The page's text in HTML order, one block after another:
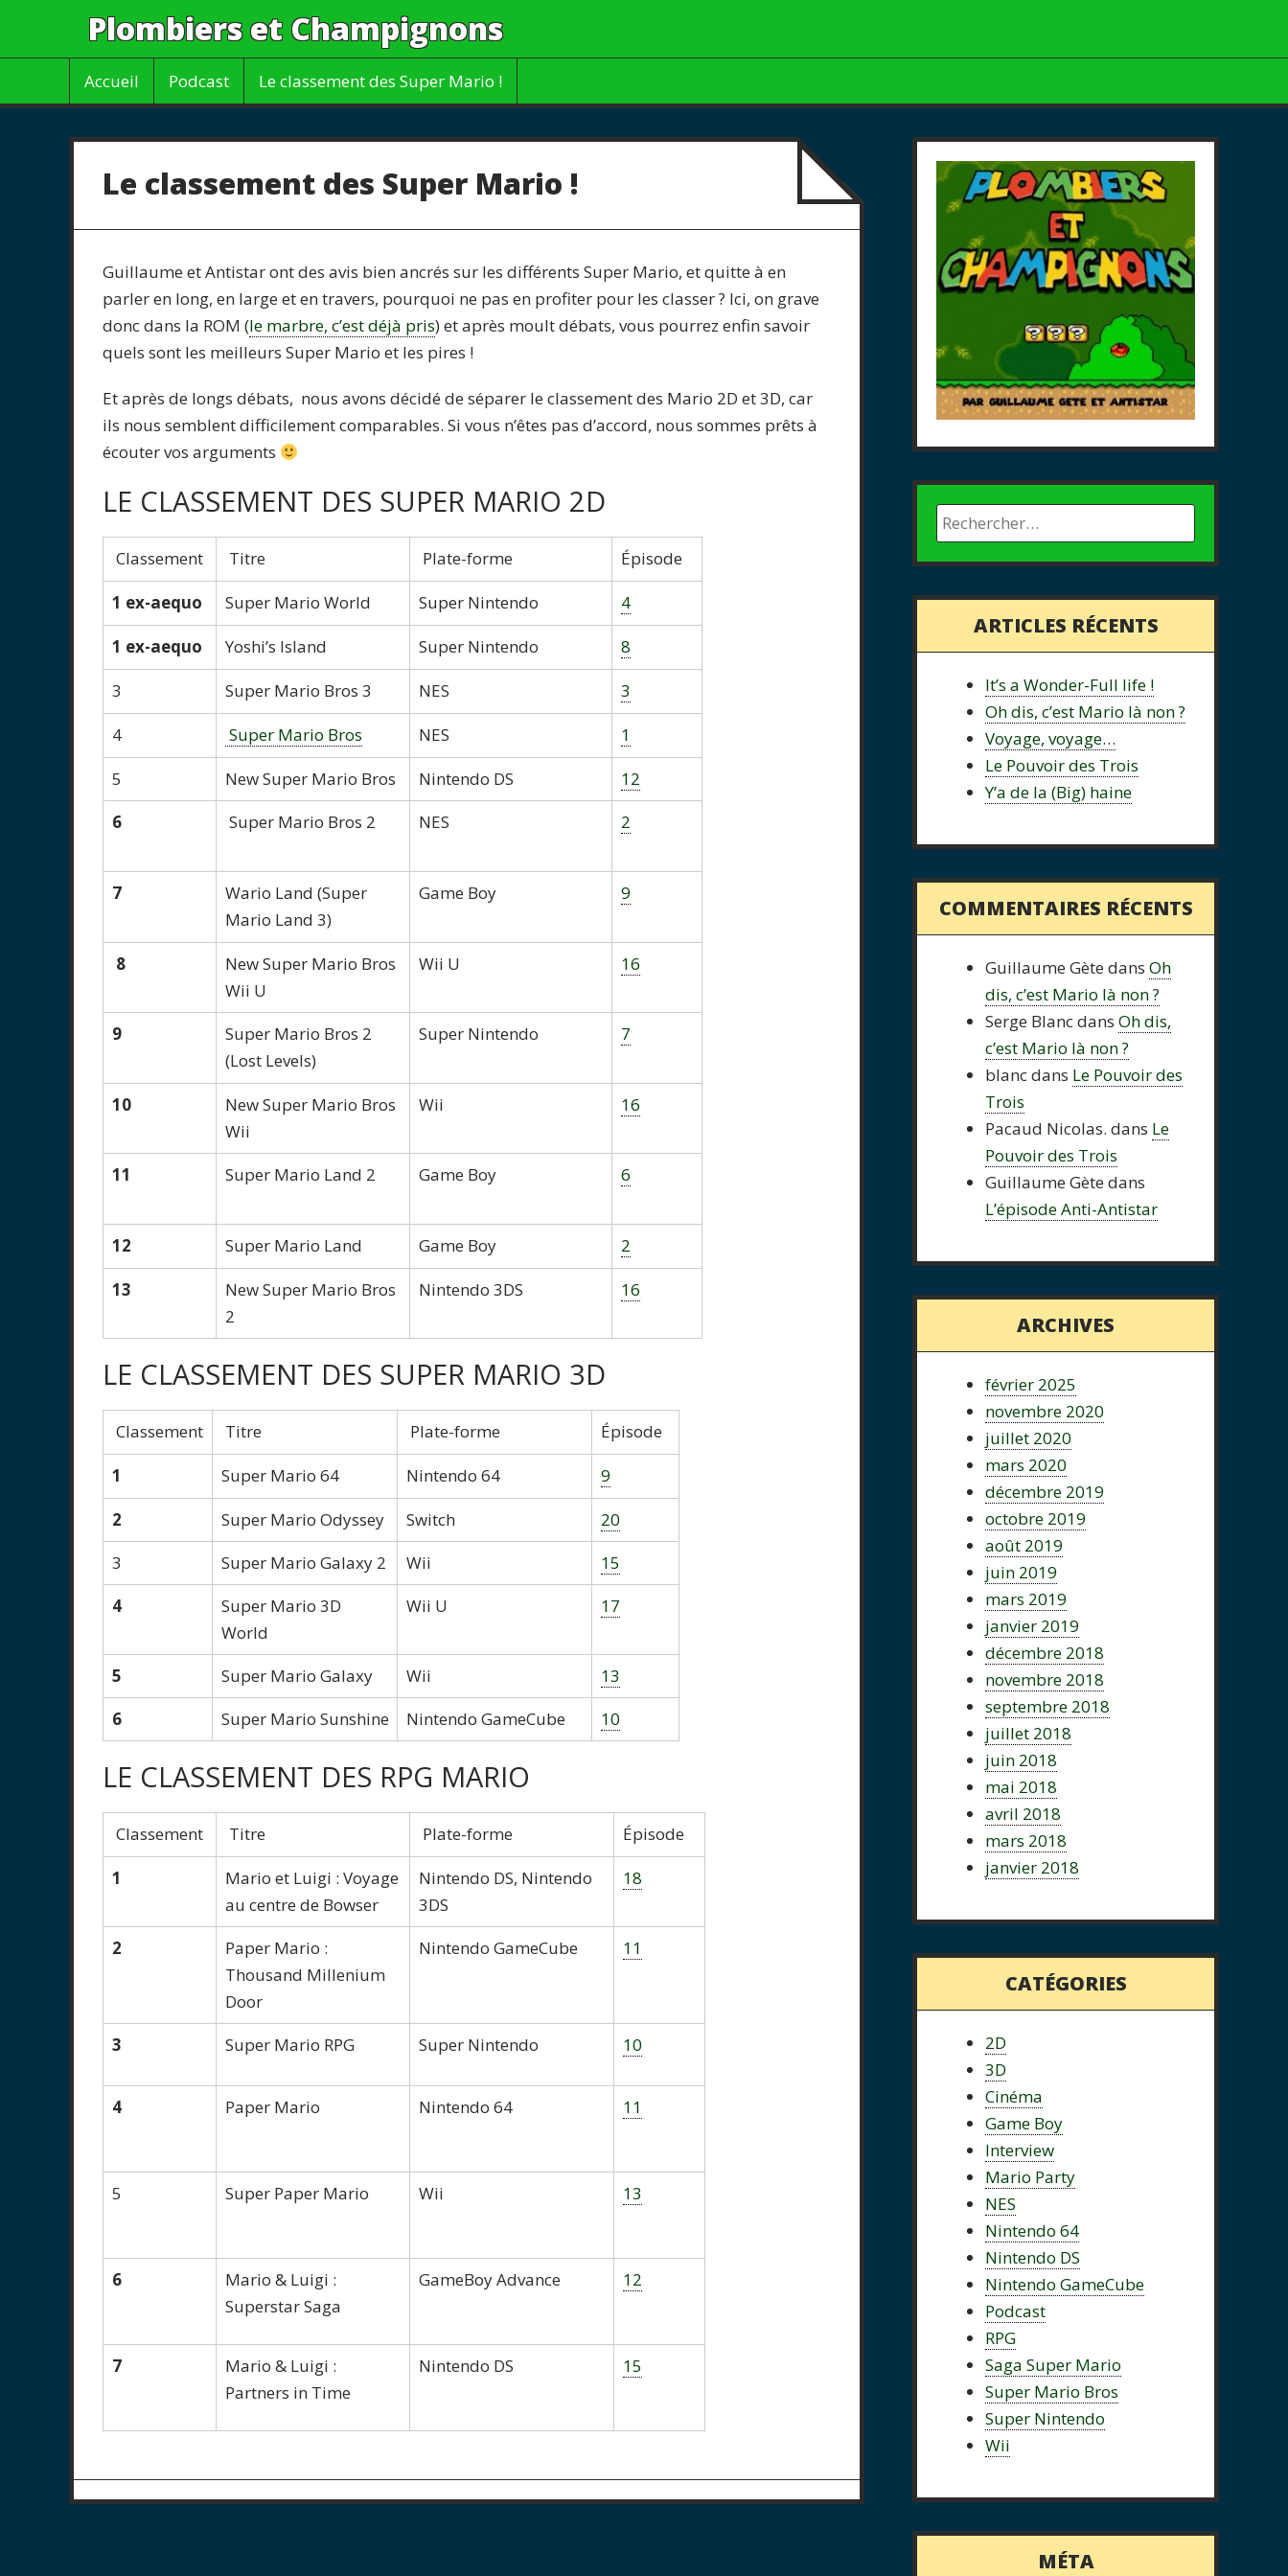
Plombiers et Champignons
Accueil Podcast Le classement des Super Mario !
Le classement des Super Mario !
Guillaume et Antistar ont des avis bien ancrés sur les différents Super Mario, et quitte à en
parler en long, en large et en travers, pourquoi ne pas en profiter pour les classer ? Ici, on grave
donc dans la ROM (le marbre, c’est déjà pris) et après moult débats, vous pourrez enfin savoir
quels sont les meilleurs Super Mario et les pires !
Et après de longs débats, nous avons décidé de séparer le classement des Mario 2D et 3D, car
ils nous semblent difficilement comparables. Si vous n’êtes pas d’accord, nous sommes prêts à
écouter vos arguments
LE CLASSEMENT DES SUPER MARIO 2D
Classement Titre Plate-forme
Épisode
1 ex-aequo
Super Mario World Super Nintendo
4
1 ex-aequo
Yoshi’s Island Super Nintendo
8
3
Super Mario Bros 3 NES
3
4
Super Mario Bros NES
1
5
New Super Mario Bros Nintendo DS
12
6
Super Mario Bros 2 NES 2
7
Wario Land (Super
Mario Land 3)
Game Boy 9
8
New Super Mario Bros
Wii U
Wii U 16
9
Super Mario Bros 2
(Lost Levels)
Super Nintendo 7
10
New Super Mario Bros
Wii
Wii 16
11 Super Mario Land 2 Game Boy 6
12 Super Mario Land Game Boy
2
13
New Super Mario Bros
2
Nintendo 3DS 16
LE CLASSEMENT DES SUPER MARIO 3D
Classement Titre Plate-forme
Épisode
1
Super Mario 64 Nintendo 64
9
2
Super Mario Odyssey Switch
20
3
Super Mario Galaxy 2 Wii
15
4
Super Mario 3D
World
Wii U 17
5 Super Mario Galaxy Wii
13
6
Super Mario Sunshine Nintendo GameCube 10
LE CLASSEMENT DES RPG MARIO
Classement Titre Plate-forme
Épisode
1
Mario et Luigi : Voyage
au centre de Bowser
Nintendo DS, Nintendo
3DS
18
2
Paper Mario :
Thousand Millenium
Door
Nintendo GameCube 11
3 Super Mario RPG Super Nintendo 10
4 Paper Mario Nintendo 64 11
5 Super Paper Mario Wii 13
6
Mario & Luigi :
Superstar Saga
GameBoy Advance 12
7
Mario & Luigi :
Partners in Time
Nintendo DS 15
ARTICLES RÉCENTS
It’s a Wonder-Full life !
Oh dis, c’est Mario là non ?
Voyage, voyage…
Le Pouvoir des Trois
Y’a de la (Big) haine
COMMENTAIRES RÉCENTS
Guillaume Gète dans Oh
dis, c’est Mario là non ?
Serge Blancdans Oh dis,
c’est Mario là non ?
blancdans Le Pouvoir des
Trois
Pacaud Nicolas. dans Le
Pouvoir des Trois
Guillaume Gète dans
L’épisode Anti-Antistar
ARCHIVES
février 2025
novembre 2020
juillet 2020
mars 2020
décembre 2019
octobre 2019
août 2019
juin 2019
mars 2019
janvier 2019
décembre 2018
novembre 2018
septembre 2018
juillet 2018
juin 2018
mai 2018
avril 2018
mars 2018
janvier 2018
CATÉGORIES
2D
3D
Cinéma
Game Boy
Interview
Mario Party
NES
Nintendo 64
Nintendo DS
Nintendo GameCube
Podcast
RPG
Saga Super Mario
Super Mario Bros
Super Nintendo
Wii
MÉTA